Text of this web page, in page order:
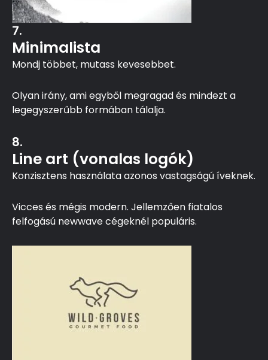
7.
Minimalista
Mondj többet, mutass kevesebbet.
Olyan irány, ami egyből megragad és mindezt a
legegyszerűbb formában tálalja.
8.
Line art (vonalas logók)
Konzisztens használata azonos vastagságú íveknek.
Vicces és mégis modern. Jellemzően fiatalos
felfogású newwave cégeknél populáris.